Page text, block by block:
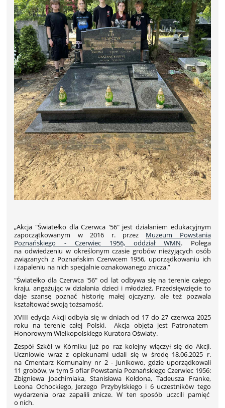
„Akcja "Światełko dla Czerwca '56" jest działaniem edukacyjnym
zapoczątkowanym w 2016 r. przez Muzeum Powstania
Poznańskiego - Czerwiec 1956, oddział WMN. Polega
na odwiedzeniu w określonym czasie grobów nieżyjących osób
związanych z Poznańskim Czerwcem 1956, uporządkowaniu ich
i zapaleniu na nich specjalnie oznakowanego znicza.”
"Światełko dla Czerwca '56" od lat odbywa się na terenie całego
kraju, angażując w działania dzieci i młodzież. Przedsięwzięcie to
daje szansę poznać historię małej ojczyzny, ale też pozwala
kształtować swoją tożsamość.
XVIII edycja Akcji odbyła się w dniachod 17 do 27 czerwca 2025
roku na terenie całej Polski. Akcja objęta jest Patronatem
Honorowym Wielkopolskiego Kuratora Oświaty.
Zespół Szkół w Kórniku już po raz kolejny włączył się do Akcji.
Uczniowie wraz z opiekunami udali się w środę 18.06.2025 r.
na Cmentarz Komunalny nr 2 - Junikowo, gdzie uporządkowali
11 grobów, w tym 5 ofiar Powstania Poznańskiego Czerwiec 1956:
Zbigniewa Joachimiaka, Stanisława Kołdona, Tadeusza Franke,
Leona Ochockiego, Jerzego Przybylskiego i 6 uczestników tego
wydarzenia oraz zapalili znicze. W ten sposób uczcili pamięć
o nich.